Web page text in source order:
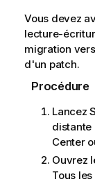
f
o
r
m
a
i
o
n
s
Vous devez
lecture-
migration
d'un patch.
Procédure
Lancez
distante
Center
Ouvrez
Tous